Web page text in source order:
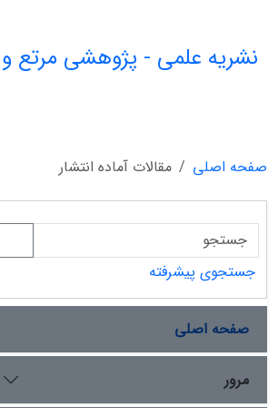
نشریه علمی - پژوهشی مرتع و
صفحه اصلی مقالات آماده انتشار
جستجوی پیشرفته
صفحه اصلی
مرور